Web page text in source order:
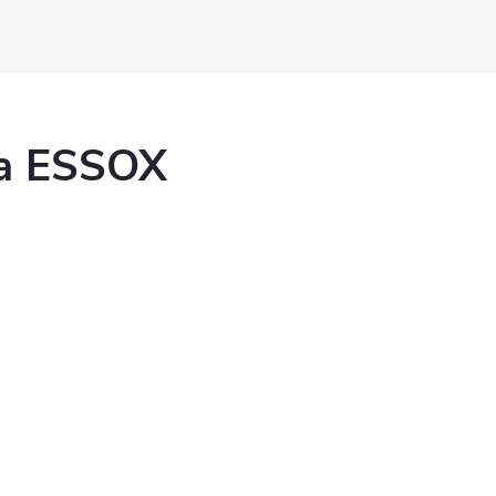
ESSOX